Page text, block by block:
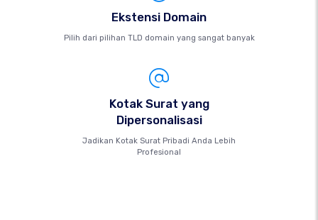
Ekstensi Domain
Pilih dari pilihan TLD domain yang sangat banyak
Kotak Surat yang
Dipersonalisasi
Jadikan Kotak Surat Pribadi Anda Lebih
Profesional